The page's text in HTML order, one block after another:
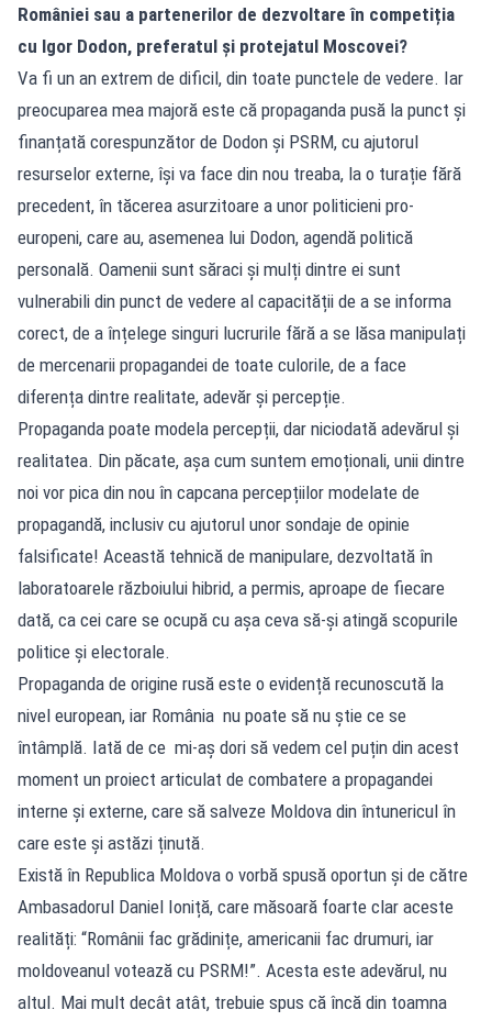
României sau a partenerilor de dezvoltare în competiția
cu Igor Dodon, preferatul și protejatul Moscovei?
Va fi un an extrem de dificil, din toate punctele de vedere. Iar
preocuparea mea majoră este că propaganda pusă la punct și
finanțată corespunzător de Dodon și PSRM, cu ajutorul
resurselor externe, își va face din nou treaba, la o turație fără
precedent, în tăcerea asurzitoare a unor politicieni pro-
europeni, care au, asemenea lui Dodon, agendă politică
personală. Oamenii sunt săraci și mulți dintre ei sunt
vulnerabili din punct de vedere al capacității de a se informa
corect, de a înțelege singuri lucrurile fără a se lăsa manipulați
de mercenarii propagandei de toate culorile, de a face
diferența dintre realitate, adevăr și percepție.
Propaganda poate modela percepții, dar niciodată adevărul și
realitatea. Din păcate, așa cum suntem emoționali, unii dintre
noi vor pica din nou în capcana percepțiilor modelate de
propagandă, inclusiv cu ajutorul unor sondaje de opinie
falsificate! Această tehnică de manipulare, dezvoltată în
laboratoarele războiului hibrid, a permis, aproape de fiecare
dată, ca cei care se ocupă cu așa ceva să-și atingă scopurile
politice și electorale.
Propaganda de origine rusă este o evidență recunoscută la
nivel european, iar România nu poate să nu știe ce se
întâmplă. Iată de ce mi-aș dori să vedem cel puțin din acest
moment un proiect articulat de combatere a propagandei
interne și externe, care să salveze Moldova din întunericul în
care este și astăzi ținută.
Există în Republica Moldova o vorbă spusă oportun și de către
Ambasadorul Daniel Ioniță, care măsoară foarte clar aceste
realități: “Românii fac grădinițe, americanii fac drumuri, iar
moldoveanul votează cu PSRM!”. Acesta este adevărul, nu
altul. Mai mult decât atât, trebuie spus că încă din toamna